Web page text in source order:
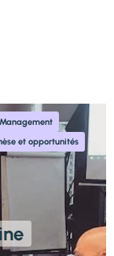
Management ,
et opportunités ,